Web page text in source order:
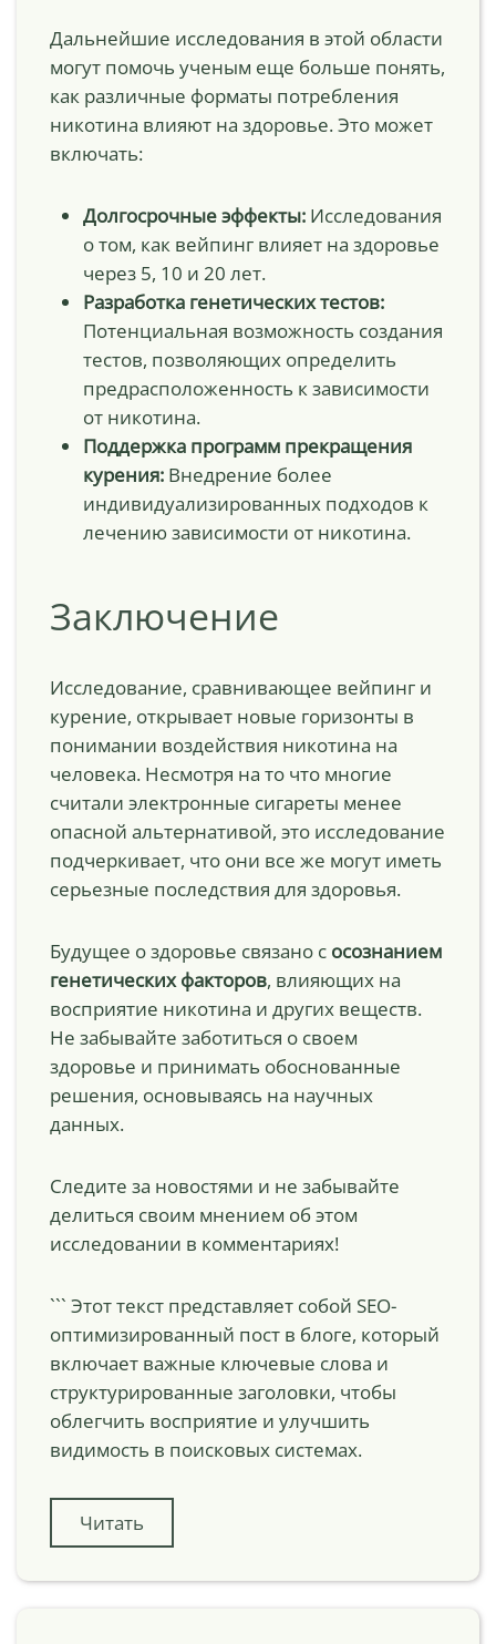
Дальнейшие исследования в этой области
могут помочь ученым еще больше понять,
как различные форматы потребления
никотина влияют на здоровье. Это может
включать:
Долгосрочные эффекты: Исследования
о том, как вейпинг влияет на здоровье
через 5, 10 и 20 лет.
Разработка генетических тестов:
Потенциальная возможность создания
тестов, позволяющих определить
предрасположенность к зависимости
от никотина.
Поддержка программ прекращения
курения: Внедрение более
индивидуализированных подходов к
лечению зависимости от никотина.
Заключение
Исследование, сравнивающее вейпинг и
курение, открывает новые горизонты в
понимании воздействия никотина на
человека. Несмотря на то что многие
считали электронные сигареты менее
опасной альтернативой, это исследование
подчеркивает, что они все же могут иметь
серьезные последствия для здоровья.
Будущее о здоровье связано с осознанием
генетических факторов, влияющих на
восприятие никотина и других веществ.
Не забывайте заботиться о своем
здоровье и принимать обоснованные
решения, основываясь на научных
данных.
Следите за новостями и не забывайте
делиться своим мнением об этом
исследовании в комментариях!
``` Этот текст представляет собой SEO-
оптимизированный пост в блоге, который
включает важные ключевые слова и
структурированные заголовки, чтобы
облегчить восприятие и улучшить
видимость в поисковых системах.
Читать